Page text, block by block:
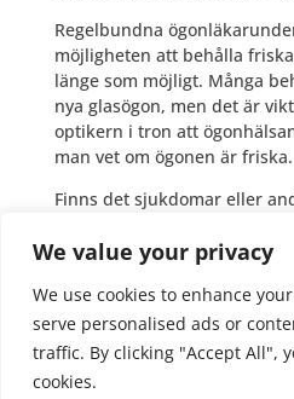
We value your privacy
We use cookies to enhance
serve personalised ads or
traffic. By clicking "Accept All",
cookies.
Regelbundna
möjligheten att behålla
länge som möjligt. Många
nya glasögon, men det är
optikern i tron att
man vet om ögonen är friska.
Finns det sjukdomar eller
nya glasögon behöver du ta
På så sätt får du en bra
egen funktionsnivå. Även
vara värdefullt för framtiden
referenspunkt som det går
får besvär med dina ögon.